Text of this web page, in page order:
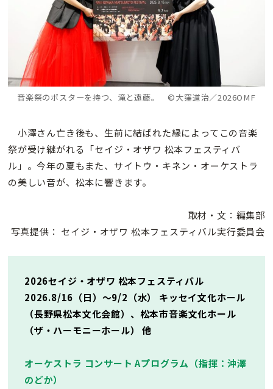
音楽祭のポスターを持つ、滝と遠藤。 ©大窪道治／2026OMF
小澤さん亡き後も、生前に結ばれた縁によってこの音楽
祭が受け継がれる「セイジ・オザワ 松本フェスティバ
ル」。今年の夏もまた、サイトウ・キネン・オーケストラ
の美しい音が、松本に響きます。
取材・文：編集部
写真提供： セイジ・オザワ 松本フェスティバル実行委員会
2026セイジ・オザワ 松本フェスティバル
2026.8/16（日）〜9/2（水） キッセイ文化ホール
（長野県松本文化会館）、松本市音楽文化ホール
（ザ・ハーモニーホール） 他
オーケストラ コンサート Aプログラム（指揮：沖澤
のどか）